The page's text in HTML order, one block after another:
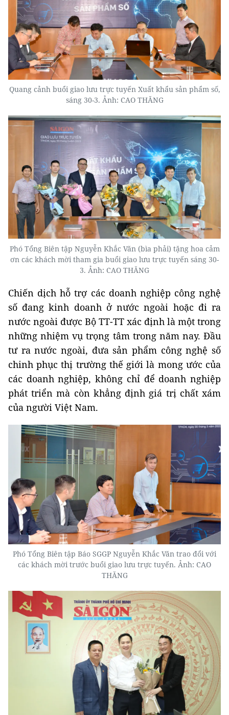
Quang cảnh buổi giao lưu trực tuyến Xuất khẩu sản phẩm số,
sáng 30-3. Ảnh: CAO THĂNG
Phó Tổng Biên tập Nguyễn Khắc Văn (bìa phải) tặng hoa cảm
ơn các khách mời tham gia buổi giao lưu trực tuyến sáng 30-
3. Ảnh: CAO THĂNG
Chiến dịch hỗ trợ các doanh nghiệp công nghệ
số đang kinh doanh ở nước ngoài hoặc đi ra
nước ngoài được Bộ TT-TT xác định là một trong
những nhiệm vụ trọng tâm trong năm nay. Đầu
tư ra nước ngoài, đưa sản phẩm công nghệ số
chinh phục thị trường thế giới là mong ước của
các doanh nghiệp, không chỉ để doanh nghiệp
phát triển mà còn khẳng định giá trị chất xám
của người Việt Nam.
Phó Tổng Biên tập Báo SGGP Nguyễn Khắc Văn trao đổi với
các khách mời trước buổi giao lưu trực tuyến. Ảnh: CAO
THĂNG